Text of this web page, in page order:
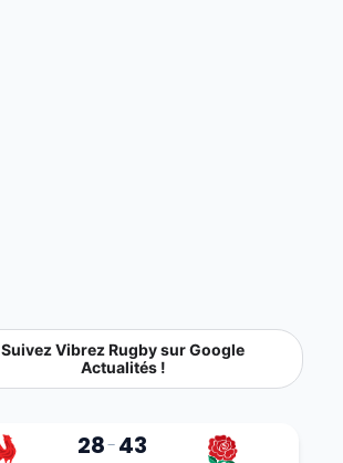
Suivez Vibrez Rugby sur Google
Actualités !
28-43